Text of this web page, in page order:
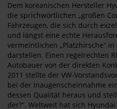
Dem koreanischen Hersteller
die sprichwörtlichen „großen
Fahrzeugen, die sich durch
und längst eine echte
vermeintlichen „Platzhirsche“
darstellen. Einen regelrechten
Autobauer von der direkten
2011 stellte der VW-
bei der Inaugenscheinnahme
dessen Qualität heraus und
der?“. Weltweit hat sich